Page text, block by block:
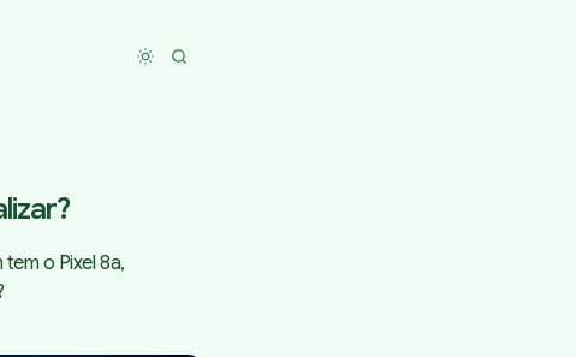
Toggle dark mode
o Pixel 8a,